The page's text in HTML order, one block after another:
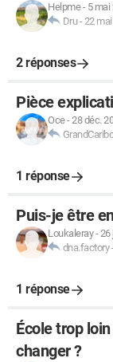
Helpme- 5 mai
Dru-22
2 réponses
Pièce
Oce-28 déc.
1 réponse
Puis-je être
Loukaleray-26
dna.factory
1 réponse
École trop
changer ?